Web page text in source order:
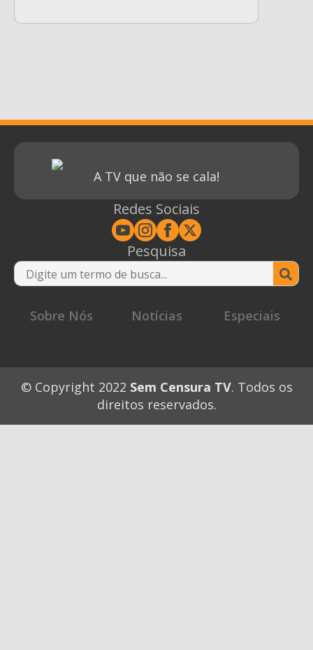
A TV que não se cala!
Redes Sociais
Pesquisa
Sobre Nós
Notícias Especiais
© Copyright 2022 Sem Censura TV. Todos os
direitos reservados.